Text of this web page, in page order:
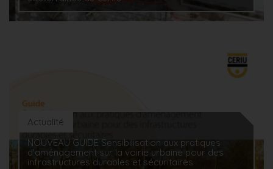
Actualité
NOUVEAU GUIDE Sensibilisation aux pratiques
d'aménagement sur la voirie urbaine pour des
infrastructures durables et sécuritaires